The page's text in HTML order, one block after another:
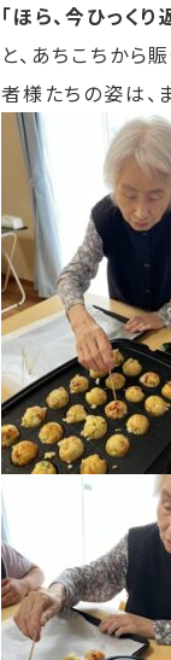
「ほら、今ひっくり
と、あちこちから
者様たちの姿は、